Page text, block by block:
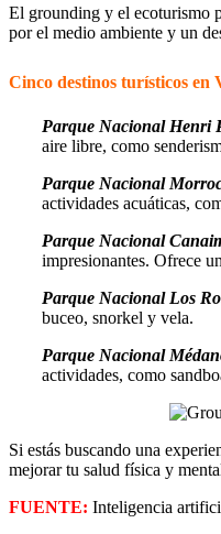
El grounding y el ecoturismo
por el medio ambiente y un
Cinco destinos turísticos en
Parque Nacional Henri
aire libre, como
Parque Nacional
actividades acuáticas,
Parque Nacional
impresionantes. Ofrece
Parque Nacional Los
buceo, snorkel y vela.
Parque Nacional
actividades, como
Si estás buscando una
mejorar tu salud física y
FUENTE: Inteligencia